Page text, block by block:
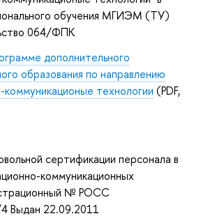
обучения МГИЭМ (ТУ)
064/ФПК
дополнительного
образования по направлению
технологии (PDF,
сертификации персонала в
коммуникационных
№ РОСС
Выдан 22.09.2011